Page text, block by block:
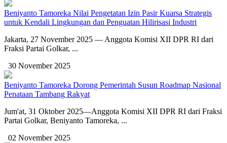
Beniyanto Tamoreka Nilai Pengetatan Izin Pasir Kuarsa Strategis
untuk Kendali Lingkungan dan Penguatan Hilirisasi Industri
Jakarta, 27 November 2025 — Anggota Komisi XII DPR RI dari
Fraksi Partai Golkar, ...
30 November 2025
Beniyanto Tamoreka Dorong Pemerintah Susun Roadmap Nasional
Penataan Tambang Rakyat
Jum'at, 31 Oktober 2025—Anggota Komisi XII DPR RI dari Fraksi
Partai Golkar, Beniyanto Tamoreka, ...
02 November 2025